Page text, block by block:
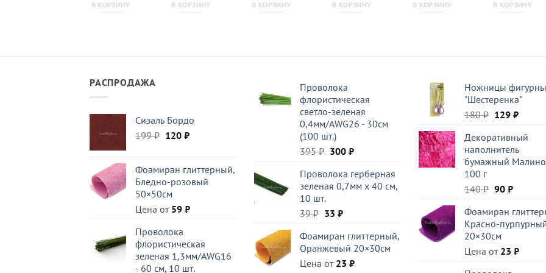
В КОРЗИНУ В КОРЗИНУ В КОРЗИНУ В КОРЗИНУ В КОРЗИНУ В КОРЗИНУ
РАСПРОДАЖА
Сизаль Бордо
199₽ Первоначальная
199 ₽.
120 ₽Текущая
Фоамиран глиттерный,
Бледно-розовый
50×50см
Цена от 59 ₽
Проволока
флористическая
зеленая 1,3мм/AWG16
- 60 см, 10 шт.
Проволока
флористическая
светло-зеленая
0,4мм/AWG26 - 30см
(100 шт.)
395₽ Первоначальная
составляла
395 ₽.
300 ₽Текущая
300 ₽.
Проволока герберная
зеленая 0,7мм x 40 см,
10 шт.
39₽ Первоначальная
составляла
39 ₽.
33 ₽Текущая
33 ₽.
Фоамиран глиттерный,
Оранжевый 20×30см
Цена от 23 ₽
Ножницы
"Шестеренка"
180₽
составляла
180 ₽.
129 ₽
129 ₽.
Декоративный
наполнитель
бумажный
100 г
140₽
составляла
140 ₽.
90 ₽Текущая
90 ₽.
Фоамиран
Красно-
20×30см
Цена от 23 ₽